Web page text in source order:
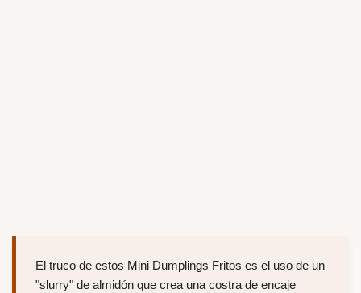
El truco de estos Mini Dumplings Fritos es el uso de un
"slurry" de almidón que crea una costra de encaje